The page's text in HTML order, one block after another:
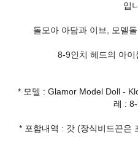
입
돌모아 아담과 이브, 모델
8-9인치 헤드의 아
* 모델 : Glamor Model Doll -
레 :
* 포함내역 : 갓 (장식비드끈은